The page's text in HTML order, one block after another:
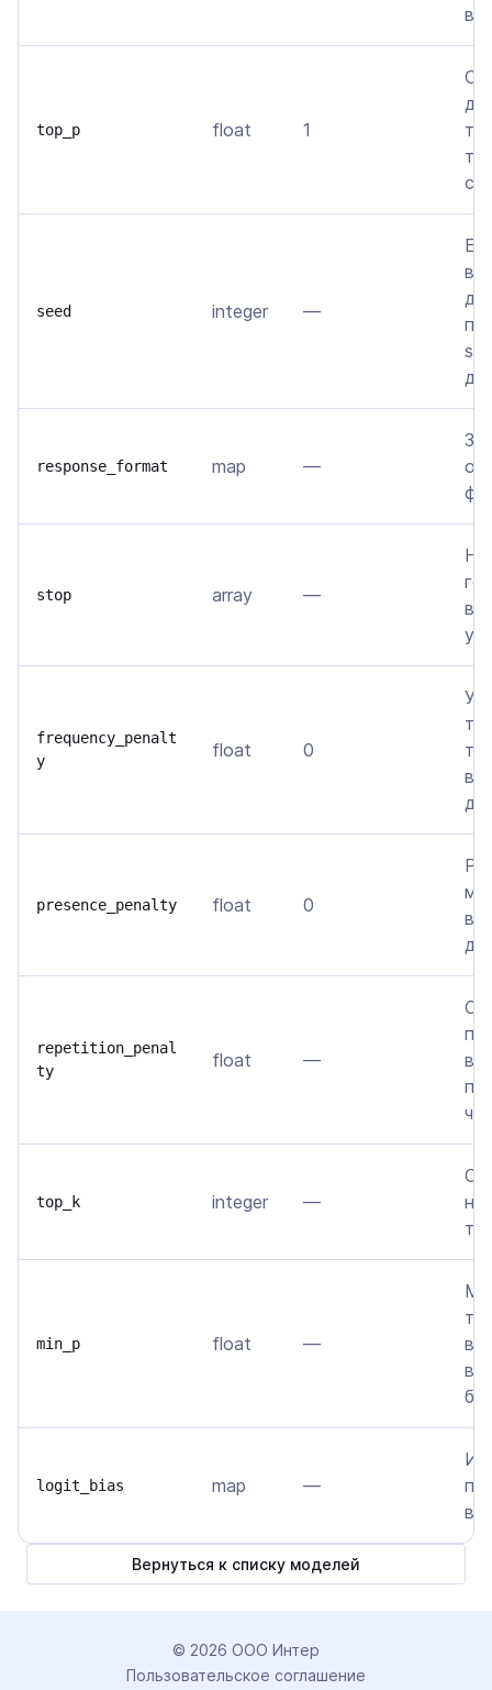
top_p float 1
seed integer —
response_format map —
stop array —
frequency_penalt
y
float 0
presence_penalty float 0
repetition_penal
ty
float —
top_k integer —
min_p float —
logit_bias map —
в
Вернуться к списку моделей
© 2026 ООО Интер
Пользовательское соглашение